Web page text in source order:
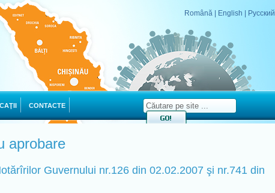
Română English Русский
CONTACTE
aprobare
Guvernului nr.126 din 02.02.2007 şi nr.741 din